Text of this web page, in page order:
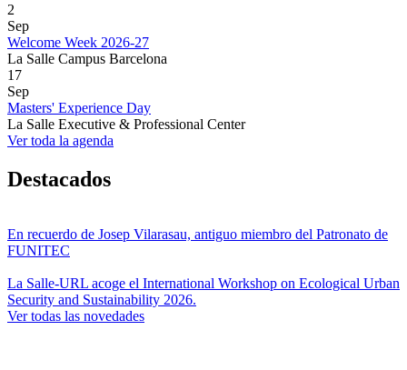
2
Sep
Welcome Week 2026-27
La Salle Campus Barcelona
17
Sep
Masters' Experience Day
La Salle Executive & Professional Center
Ver toda la agenda
Destacados
En recuerdo de Josep Vilarasau, antiguo miembro del Patronato de
FUNITEC
La Salle-URL acoge el International Workshop on Ecological Urban
Security and Sustainability 2026.
Ver todas las novedades